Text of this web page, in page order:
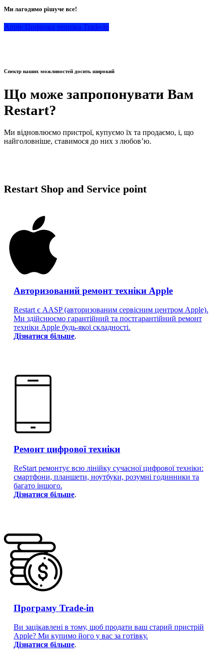
Ми лагодимо рішуче все!
Apple Цифрова техніка Trade-in
Спектр наших можливостей досить широкий
Що може запропонувати Вам
Restart?
Ми відновлюємо пристрої, купуємо їх та продаємо, і, що
найголовніше, ставимося до них з любов’ю.
Restart Shop and Service point
Авторизований ремонт техніки Apple
Restart є AASP (авторизованим сервісним центром Apple).
Ми здійснюємо гарантійний та постгарантійний ремонт
техніки Apple будь-якої складності.
Дізнатися більше.
Ремонт цифрової техніки
ReStart ремонтує всю лінійку сучасної цифрової техніки:
смартфони, планшети, ноутбуки, розумні годинники та
багато іншого.
Дізнатися більше.
Програму Trade-in
Ви зацікавлені в тому, щоб продати ваш старий пристрій
Apple? Ми купимо його у вас за готівку.
Дізнатися більше.